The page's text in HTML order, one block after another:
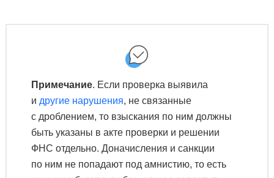
Примечание. Если проверка выявила
и другие нарушения, не связанные
с дроблением, то взыскания по ним должны
быть указаны в акте проверки и решении
ФНС отдельно. Доначисления и санкции
по ним не попадают под амнистию, то есть